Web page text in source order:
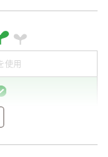
使用
設計